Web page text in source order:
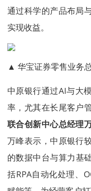
通过科学的产品布局
实现收益。
▲ 华宝证券零售业务
中原银行通过AI与大
率，尤其在长尾客户
联合创新中心总经理
万峰表示，中原银行
的数据中台与算力基
括RPA自动化处理、